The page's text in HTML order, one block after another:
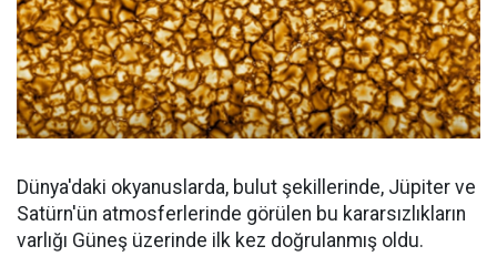
Dünya'daki okyanuslarda, bulut şekillerinde, Jüpiter ve
Satürn'ün atmosferlerinde görülen bu kararsızlıkların
varlığı Güneş üzerinde ilk kez doğrulanmış oldu.